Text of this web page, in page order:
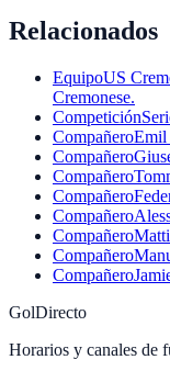
Relacionados
EquipoUS
Cremonese.
Competición
CompañeroEmil
Compañero
Compañero
Compañero
Compañero
Compañero
Compañero
Compañero
GolDirecto
Horarios y canales de